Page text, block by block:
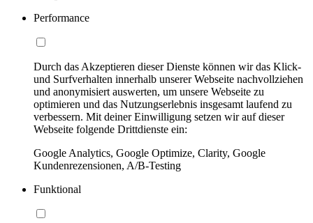
Performance
Durch das Akzeptieren dieser Dienste können wir das Klick-
und Surfverhalten innerhalb unserer Webseite nachvollziehen
und anonymisiert auswerten, um unsere Webseite zu
optimieren und das Nutzungserlebnis insgesamt laufend zu
verbessern. Mit deiner Einwilligung setzen wir auf dieser
Webseite folgende Drittdienste ein:
Google Analytics, Google Optimize, Clarity, Google
Kundenrezensionen, A/B-Testing
Funktional